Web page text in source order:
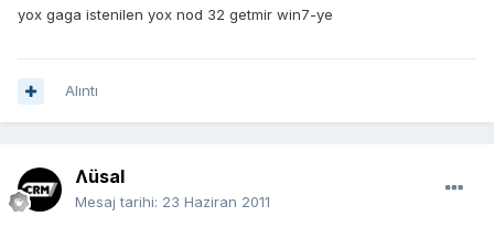
yox gaga istenilen yox nod 32 getmir win7-ye
Alıntı
Ʌüsal
Mesaj tarihi: 23 Haziran 2011